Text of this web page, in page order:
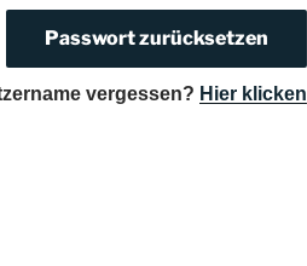
vergessen? Hier klicken